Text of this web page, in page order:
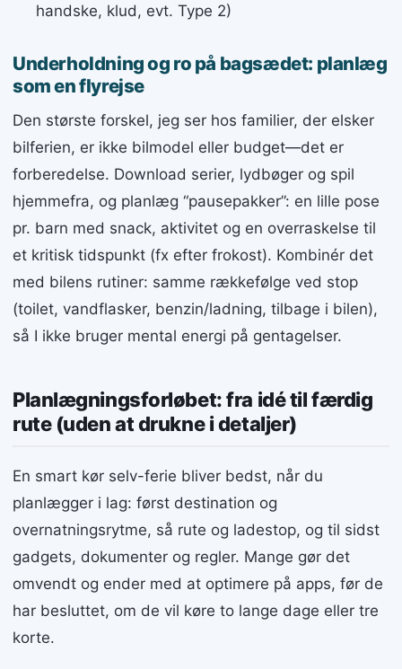
handske, klud, evt. Type 2)
Underholdning og ro på bagsædet: planlæg
som en flyrejse
Den største forskel, jeg ser hos familier, der elsker
bilferien, er ikke bilmodel eller budget—det er
forberedelse. Download serier, lydbøger og spil
hjemmefra, og planlæg “pausepakker”: en lille pose
pr. barn med snack, aktivitet og en overraskelse til
et kritisk tidspunkt (fx efter frokost). Kombinér det
med bilens rutiner: samme rækkefølge ved stop
(toilet, vandflasker, benzin/ladning, tilbage i bilen),
så I ikke bruger mental energi på gentagelser.
Planlægningsforløbet: fra idé til færdig
rute (uden at drukne i detaljer)
En smart kør selv-ferie bliver bedst, når du
planlægger i lag: først destination og
overnatningsrytme, så rute og ladestop, og til sidst
gadgets, dokumenter og regler. Mange gør det
omvendt og ender med at optimere på apps, før de
har besluttet, om de vil køre to lange dage eller tre
korte.